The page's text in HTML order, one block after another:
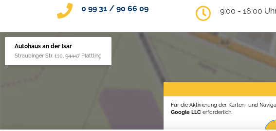
0 99 31 / 90 66 09 9:00 - 16:00
Autohaus an der Isar
Straubinger Str. 110, 94447 Plattling
Für die Aktivierung der Karten- und
Google LLC erforderlich.